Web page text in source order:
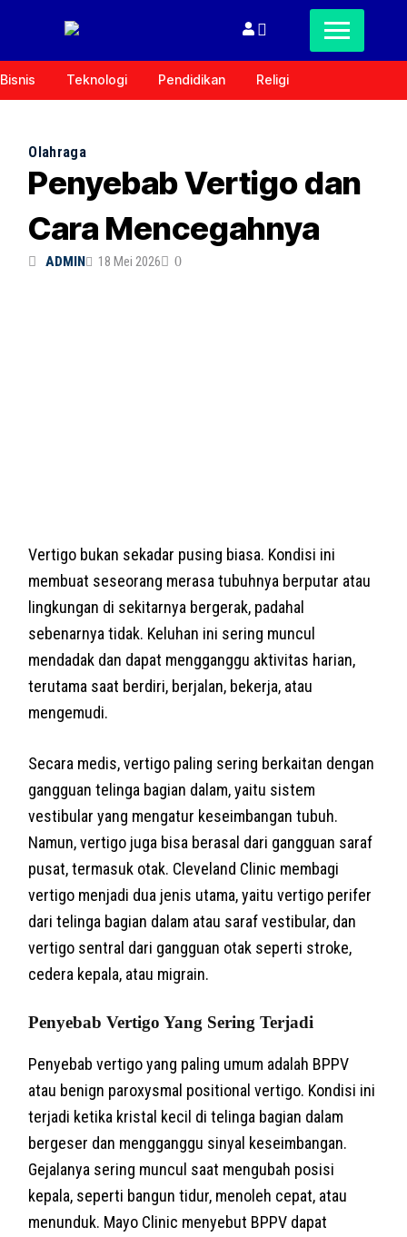
Bisnis Teknologi Pendidikan Religi
Olahraga
Penyebab Vertigo dan
Cara Mencegahnya
ADMIN 18 Mei 2026 0
Vertigo bukan sekadar pusing biasa. Kondisi ini
membuat seseorang merasa tubuhnya berputar atau
lingkungan di sekitarnya bergerak, padahal
sebenarnya tidak. Keluhan ini sering muncul
mendadak dan dapat mengganggu aktivitas harian,
terutama saat berdiri, berjalan, bekerja, atau
mengemudi.
Secara medis, vertigo paling sering berkaitan dengan
gangguan telinga bagian dalam, yaitu sistem
vestibular yang mengatur keseimbangan tubuh.
Namun, vertigo juga bisa berasal dari gangguan saraf
pusat, termasuk otak. Cleveland Clinic membagi
vertigo menjadi dua jenis utama, yaitu vertigo perifer
dari telinga bagian dalam atau saraf vestibular, dan
vertigo sentral dari gangguan otak seperti stroke,
cedera kepala, atau migrain.
Penyebab Vertigo Yang Sering Terjadi
Penyebab vertigo yang paling umum adalah BPPV
atau benign paroxysmal positional vertigo. Kondisi ini
terjadi ketika kristal kecil di telinga bagian dalam
bergeser dan mengganggu sinyal keseimbangan.
Gejalanya sering muncul saat mengubah posisi
kepala, seperti bangun tidur, menoleh cepat, atau
menunduk. Mayo Clinic menyebut BPPV dapat